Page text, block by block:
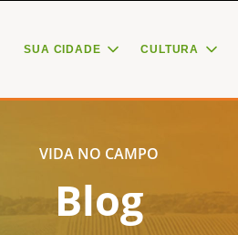
SUA CIDADE CULTURA
VIDA NO CAMPO
Blog